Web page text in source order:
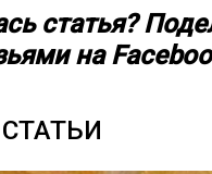
статья?
на